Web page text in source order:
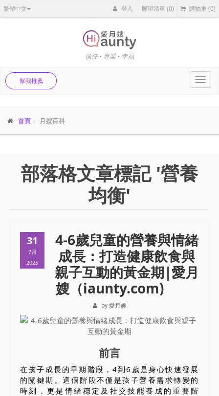
繁體中文 登入 願望清單(0) 購物車 (0)
信任 • 專業 • 幸福
幫我推薦
首頁 月嫂百科
部落格文章標記 '營養
均衡'
31
7月
2025
4-6歲兒童的營養與情緒
成長：打造健康飲食與
親子互動的黃金期|愛月
嫂（iaunty.com)
by 愛月嫂
前言
在孩子成長的早期階段，4到6歲是身心快速發展
的關鍵期。這個階段不僅是孩子營養需求轉變的
時刻，更是情緒穩定及社交技能養成的重要階